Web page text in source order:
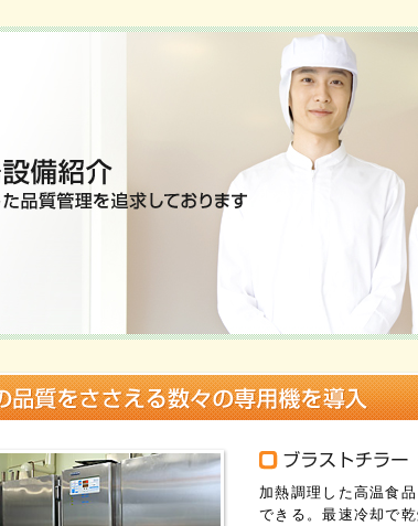
加熱調理した高温食
できる。最速冷却で